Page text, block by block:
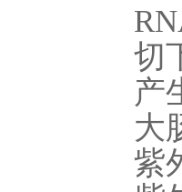
切
产
大
紫